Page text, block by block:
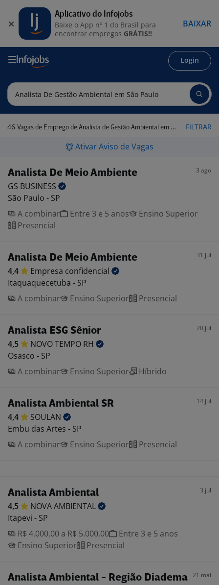
Login
46 Vagas de Emprego de Analista de Gestão Ambiental em São Paulo FILTRAR
Ativar Aviso de Vagas
Analista De Meio Ambiente 3 ago
GS BUSINESS
São Paulo - SP
A combinar
Entre 3 e 5 anos
Ensino Superior
Presencial
Analista De Meio Ambiente 31 jul
4,4 Empresa confidencial
Itaquaquecetuba - SP
A combinar
Ensino Superior Presencial
Analista ESG Sênior 20 jul
4,5 NOVO TEMPO RH
Osasco - SP
A combinar
Ensino Superior Híbrido
Analista Ambiental SR 14 jul
4,4
SOULAN
Embu das Artes - SP
A combinar
Ensino Superior Presencial
Analista Ambiental 3 jul
4,5 NOVAAMBIENTAL
Itapevi - SP
R$ 4.000,00 a R$ 5.000,00
Entre 3 e 5 anos
Ensino Superior
Presencial
Analista Ambiental - Região Diadema 21 mai
Aplicativo do Infojobs
Baixe o App nº 1 do Brasil para
encontrar empregos GRÁTIS!!
BAIXAR